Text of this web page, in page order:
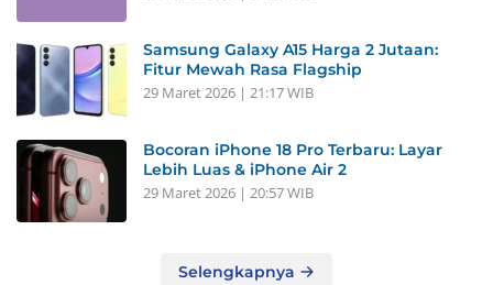
Samsung Galaxy A15 Harga 2 Jutaan:
Fitur Mewah Rasa Flagship
29 Maret 2026 | 21:17 WIB
Bocoran iPhone 18 Pro Terbaru: Layar
Lebih Luas & iPhone Air 2
29 Maret 2026 | 20:57 WIB
Selengkapnya